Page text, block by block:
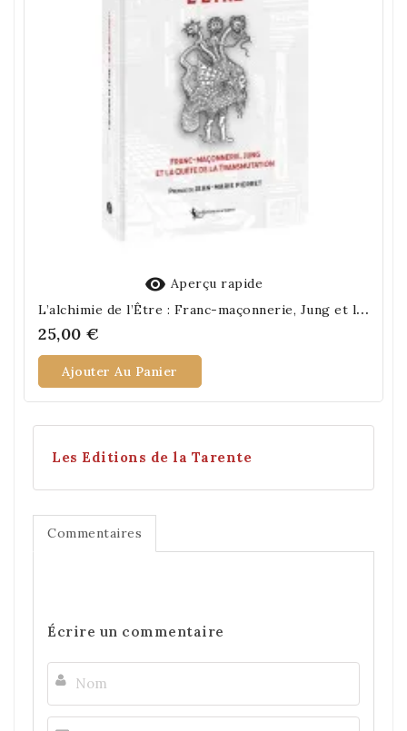
 Aperçu rapide
L
’alchimie de l’Être : Franc-maçonnerie, Jung et la Quête de la Transmutation
25,00 €
Ajouter Au Panier
Les Editions de la Tarente
Commentaires
Écrire un commentaire